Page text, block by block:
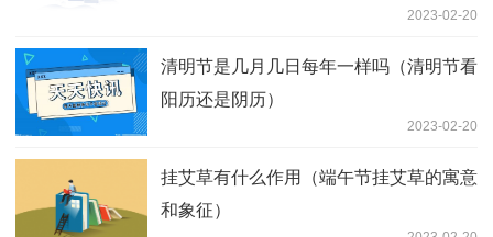
2023-02-20
清明节是几月几日每年一样吗（清明节看
阳历还是阴历）
2023-02-20
挂艾草有什么作用（端午节挂艾草的寓意
和象征）